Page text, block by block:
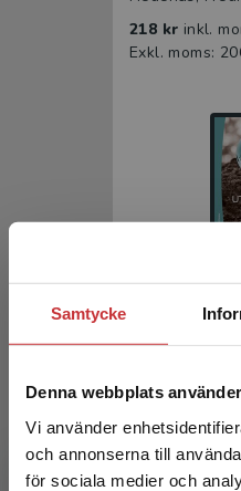
Samtycke
Denna webbplats
Vi använder
och annonserna till
för sociala medier och
218 kr inkl.
Exkl. moms:
136 krinkl.